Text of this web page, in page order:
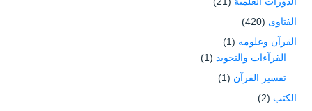
الفتاوى (420)
القرآن وعلومه (1)
القرآءات والتجويد (1)
تفسير القرآن (1)
الكتب (2)